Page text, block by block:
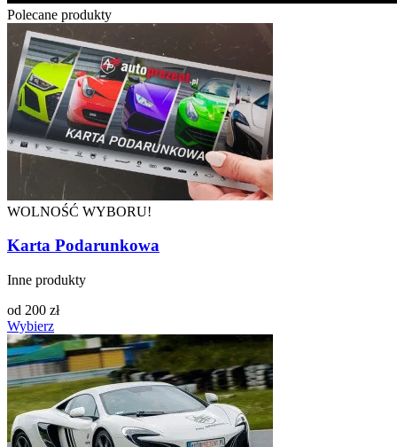
Polecane produkty
WOLNOŚĆ WYBORU!
Karta Podarunkowa
Inne produkty
od 200 zł
Wybierz